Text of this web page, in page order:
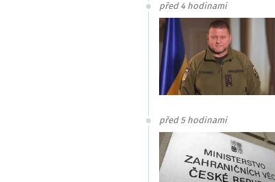
před 4 hodinami
před 5 hodinami